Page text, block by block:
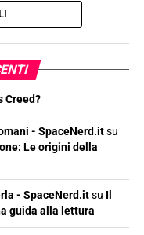
Creed?
- SpaceNerd.itsu
Le origini della
- SpaceNerd.itsu Il
guida alla lettura